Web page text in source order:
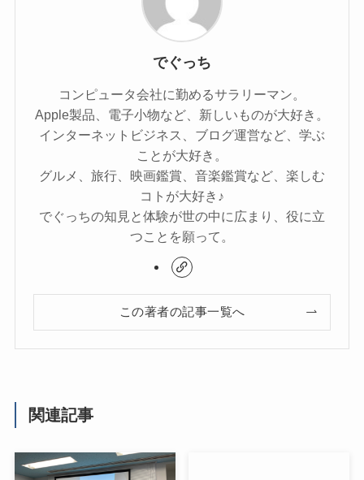
でぐっち
コンピュータ会社に勤めるサラリーマン。
Apple製品、電子小物など、新しいものが大好き。
インターネットビジネス、ブログ運営など、学ぶ
ことが大好き。
グルメ、旅行、映画鑑賞、音楽鑑賞など、楽しむ
コトが大好き♪
でぐっちの知見と体験が世の中に広まり、役に立
つことを願って。
この著者の記事一覧へ
関連記事